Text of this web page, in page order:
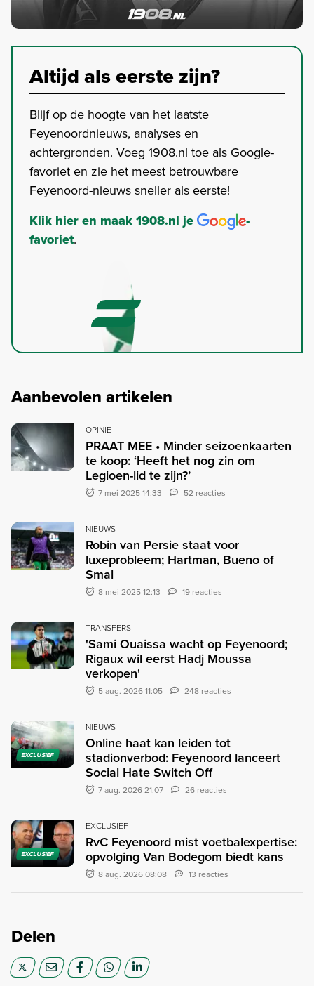
Altijd als eerste zijn?
Blijf op de hoogte van het laatste
Feyenoordnieuws, analyses en
achtergronden. Voeg 1908.nl toe als Google-
favoriet en zie het meest betrouwbare
Feyenoord-nieuws sneller als eerste!
Klik hier en maak 1908.nl je
-
favoriet.
Aanbevolen artikelen
OPINIE
PRAAT MEE • Minder seizoenkaarten
te koop: ‘Heeft het nog zin om
Legioen-lid te zijn?’
7 mei 2025 14:33 52 reacties
NIEUWS
Robin van Persie staat voor
luxeprobleem; Hartman, Bueno of
Smal
8 mei 2025 12:13 19 reacties
TRANSFERS
'Sami Ouaissa wacht op Feyenoord;
Rigaux wil eerst Hadj Moussa
verkopen'
5 aug. 2026 11:05 248 reacties
EXCLUSIEF
NIEUWS
Online haat kan leiden tot
stadionverbod: Feyenoord lanceert
Social Hate Switch Off
7 aug. 2026 21:07 26 reacties
EXCLUSIEF
EXCLUSIEF
RvC Feyenoord mist voetbalexpertise:
opvolging Van Bodegom biedt kans
8 aug. 2026 08:08 13 reacties
Delen